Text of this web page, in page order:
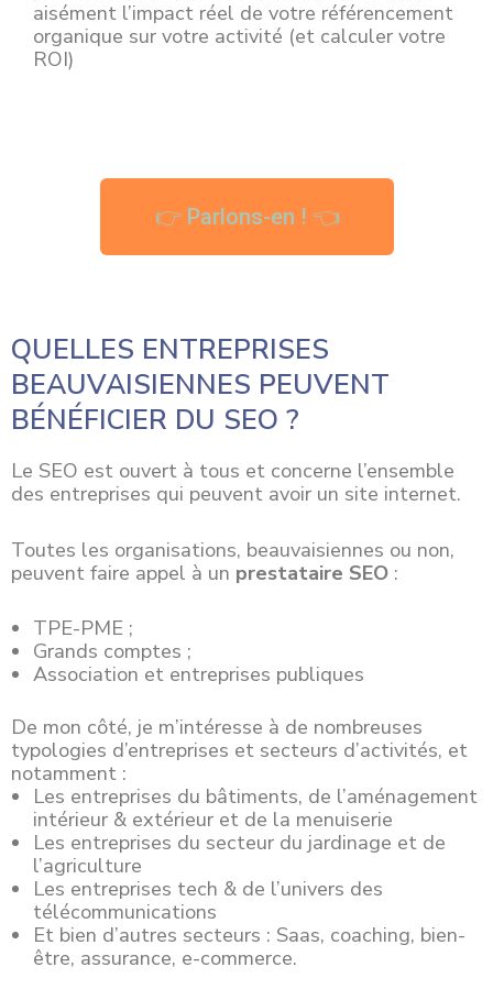
aisément l’impact réel de votre référencement
organique sur votre activité (et calculer votre
ROI)
👉 Parlons-en ! 👈
QUELLES ENTREPRISES
BEAUVAISIENNES PEUVENT
BÉNÉFICIER DU SEO ?
Le SEO est ouvert à tous et concerne l’ensemble
des entreprises qui peuvent avoir un site internet.
Toutes les organisations, beauvaisiennes ou non,
peuvent faire appel à un prestataire SEO :
TPE-PME ;
Grands comptes ;
Association et entreprises publiques
De mon côté, je m’intéresse à de nombreuses
typologies d’entreprises et secteurs d’activités, et
notamment :
Les entreprises du bâtiments, de l’aménagement
intérieur & extérieur et de la menuiserie
Les entreprises du secteur du jardinage et de
l’agriculture
Les entreprises tech & de l’univers des
télécommunications
Et bien d’autres secteurs : Saas, coaching, bien-
être, assurance, e-commerce.